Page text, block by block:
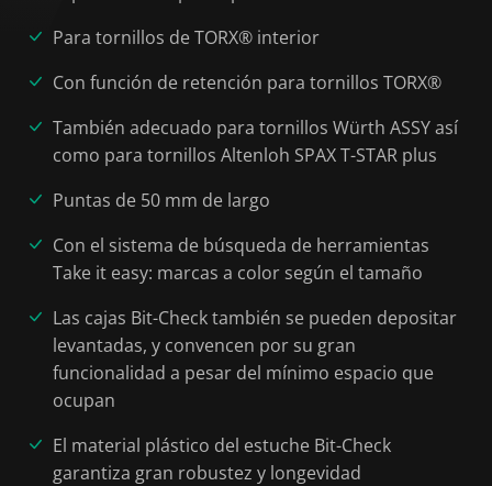
Para tornillos de TORX® interior
Con función de retención para tornillos TORX®
También adecuado para tornillos Würth ASSY así
como para tornillos Altenloh SPAX T-STAR plus
Puntas de 50 mm de largo
Con el sistema de búsqueda de herramientas
Take it easy: marcas a color según el tamaño
Las cajas Bit-Check también se pueden depositar
levantadas, y convencen por su gran
funcionalidad a pesar del mínimo espacio que
ocupan
El material plástico del estuche Bit-Check
garantiza gran robustez y longevidad